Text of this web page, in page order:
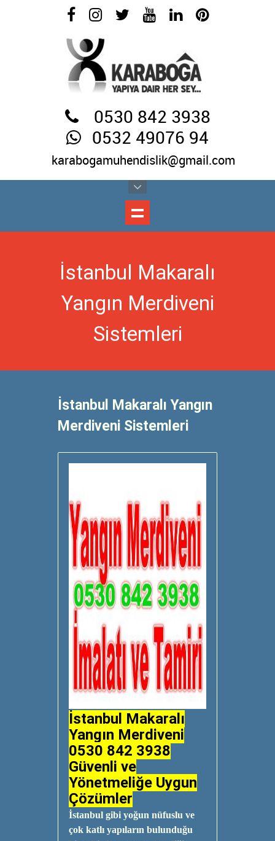
0530 842 3938
0532 49076 94
karabogamuhendislik@gmail.com
İstanbul Makaralı
Yangın Merdiveni
Sistemleri
İstanbul Makaralı Yangın
Merdiveni Sistemleri
İstanbul Makaralı
Yangın Merdiveni
0530 842 3938
Güvenli ve
Yönetmeliğe Uygun
Çözümler
İstanbul gibi yoğun nüfuslu ve
çok katlı yapıların bulunduğu